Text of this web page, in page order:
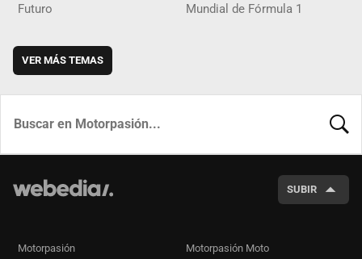
Futuro Mundial de Fórmula 1
VER MÁS TEMAS
SUBIR
Motorpasión Motorpasión Moto